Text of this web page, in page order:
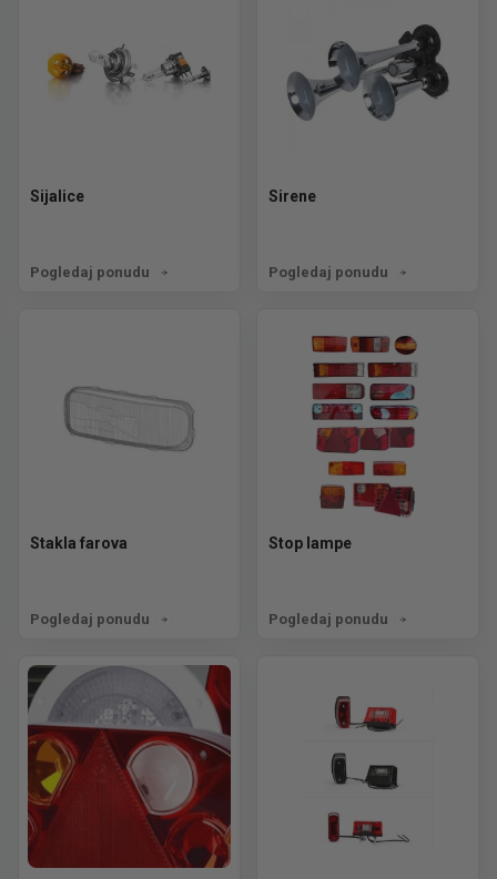
Sijalice
Pogledaj ponudu
Sirene
Pogledaj ponudu
Stakla farova
Pogledaj ponudu
Stop lampe
Pogledaj ponudu